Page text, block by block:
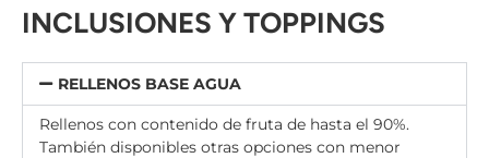
INCLUSIONES Y TOPPINGS
RELLENOS BASE AGUA
Rellenos con contenido de fruta de hasta el 90%.
También disponibles otras opciones con menor